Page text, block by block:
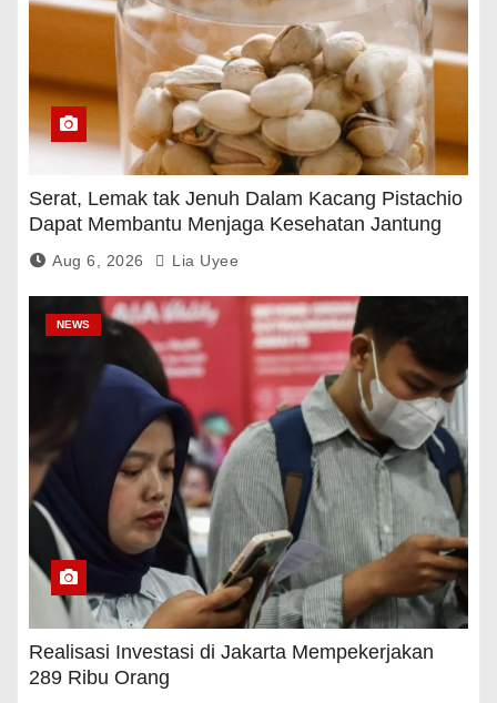
Serat, Lemak tak Jenuh Dalam Kacang Pistachio
Dapat Membantu Menjaga Kesehatan Jantung
Dan Gula Darah
Aug 6, 2026 Lia Uyee
NEWS
Realisasi Investasi di Jakarta Mempekerjakan
289 Ribu Orang